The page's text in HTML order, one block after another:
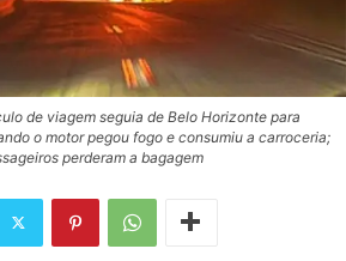
de viagem seguia de Belo Horizonte para
o motor pegou fogo e consumiu a carroceria;
perderam a bagagem